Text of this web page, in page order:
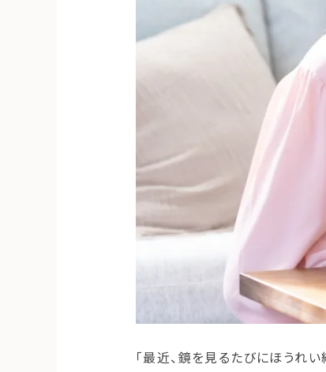
「最近、鏡を見るたびにほうれ